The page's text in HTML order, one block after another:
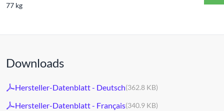
77 kg
Downloads
Hersteller-Datenblatt - Deutsch(362.8 KB)
Hersteller-Datenblatt - Français(340.9 KB)